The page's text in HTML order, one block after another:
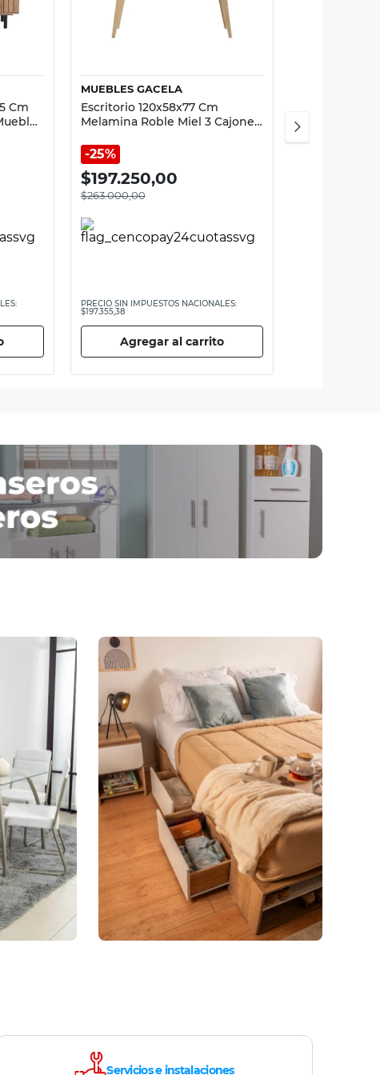
Cm
MUEBLES GACELA
Escritorio 120x58x77 Cm
Melamina Roble Miel 3 Cajones
25%
$197.250,00
$263.000,00
PRECIO SIN IMPUESTOS NACIONALES:
$197.355,38
Agregar al carrito
Servicios e instalaciones